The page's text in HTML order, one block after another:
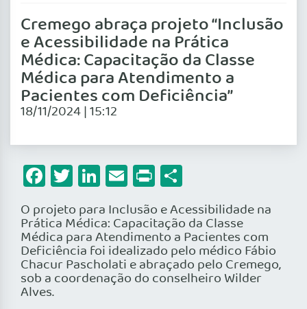
Cremego abraça projeto “Inclusão
e Acessibilidade na Prática
Médica: Capacitação da Classe
Médica para Atendimento a
Pacientes com Deficiência”
18/11/2024 | 15:12
Facebook
Twitter
LinkedIn
Email
Print
O projeto para Inclusão e Acessibilidade na
Prática Médica: Capacitação da Classe
Médica para Atendimento a Pacientes com
Deficiência foi idealizado pelo médico Fábio
Chacur Pascholati e abraçado pelo Cremego,
sob a coordenação do conselheiro Wilder
Alves.